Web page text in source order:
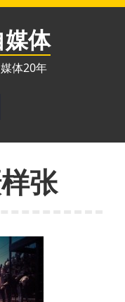
体
体20年
张